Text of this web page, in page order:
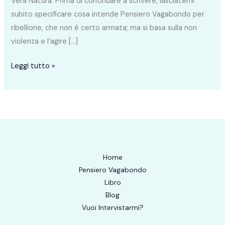
subito specificare cosa intende Pensiero Vagabondo per
ribellione, che non è certo armata; ma si basa sulla non
violenza e l’agire […]
Leggi tutto »
Home
Pensiero Vagabondo
Libro
Blog
Vuoi Intervistarmi?